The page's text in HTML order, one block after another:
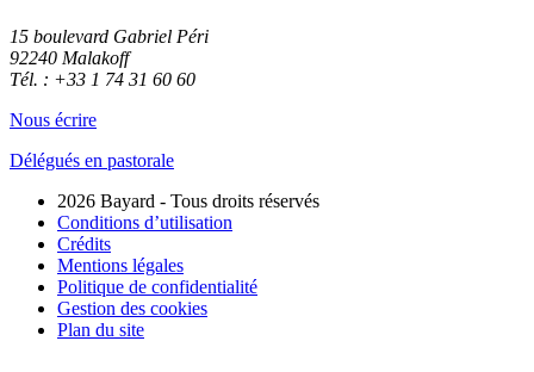
15 boulevard Gabriel Péri
92240 Malakoff
Tél. : +33 1 74 31 60 60
Nous écrire
Délégués en pastorale
2026 Bayard - Tous droits réservés
Conditions d’utilisation
Crédits
Mentions légales
Politique de confidentialité
Gestion des cookies
Plan du site